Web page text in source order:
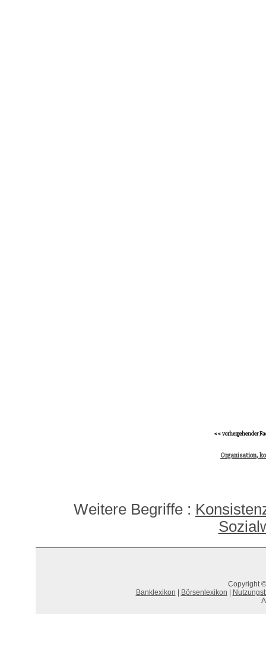
<< vorhergehender
Organisation,
Weitere Begriffe :
Copyright
Banklexikon
Börsenlexikon